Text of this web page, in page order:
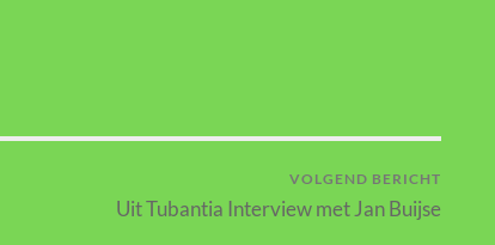
VOLGEND BERICHT
Uit Tubantia Interview met Jan Buijse